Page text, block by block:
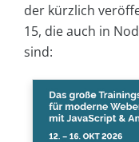
der kürzlich
15, die auch in
sind: